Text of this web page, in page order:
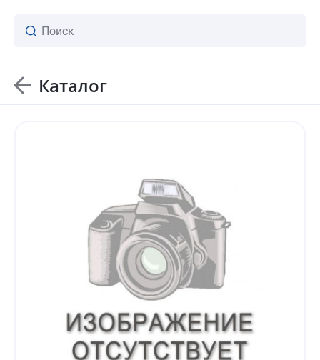
Каталог